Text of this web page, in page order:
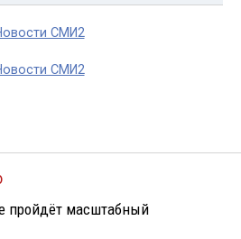
СМИ2
СМИ2
пройдёт масштабный